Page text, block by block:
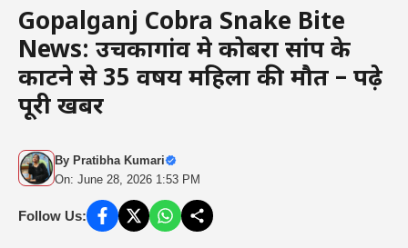
Gopalganj Cobra Snake Bite
News: उचकागांव मे कोबरा सांप के
काटने से 35 वर्षीय महिला की मौत – पढ़े
पूरी खबर
By Pratibha Kumari
On: June 28, 2026 1:53 PM
Follow Us: